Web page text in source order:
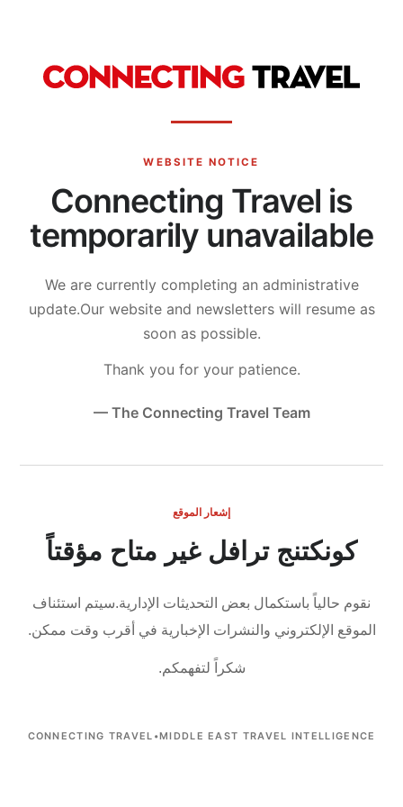
WEBSITE NOTICE
Connecting Travel is
temporarily unavailable
We are currently completing an administrative
update.Our website and newsletters will resume as
soon as possible.
Thank you for your patience.
— The Connecting Travel Team
إشعار الموقع
كونكتنج ترافل غير متاح مؤقتاً
نقوم حالياً باستكمال بعض التحديثات الإدارية.سيتم استئناف
الموقع الإلكتروني والنشرات الإخبارية في أقرب وقت ممكن.
شكراً لتفهمكم.
CONNECTING TRAVEL •MIDDLE EAST TRAVEL INTELLIGENCE